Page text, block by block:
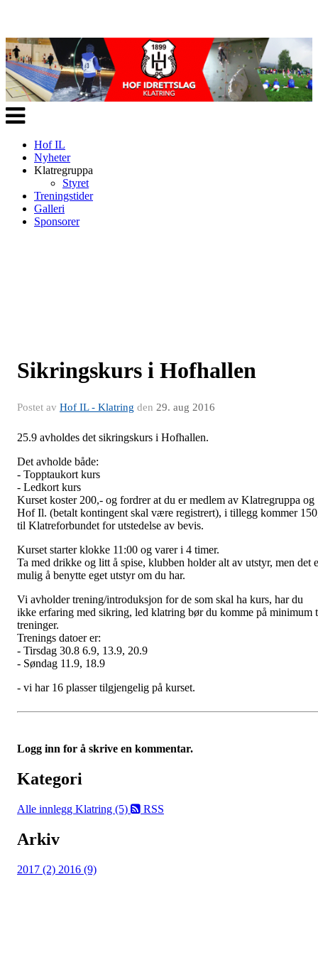
Veksle
navigasjon
Hof IL
Nyheter
Klatregruppa
Styret
Treningstider
Galleri
Sponsorer
Sikringskurs i Hofhallen
Postet av Hof IL - Klatring den 29. aug 2016
25.9 avholdes det sikringskurs i Hofhallen.
Det avholde både:
- Topptaukort kurs
- Ledkort kurs
Kurset koster 200,- og fordrer at du er medlem av Klatregruppa og
Hof Il. (betalt kontingent skal være registrert), i tillegg kommer
til Klatreforbundet for utstedelse av bevis.
Kurset starter klokke 11:00 og varer i 4 timer.
Ta med drikke og litt å spise, klubben holder alt av utstyr, men det
mulig å benytte eget utstyr om du har.
Vi avholder trening/introduksjon for de som skal ha kurs, har du
ikke erfaring med sikring, led klatring bør du komme på minimum
treninger.
Trenings datoer er:
- Tirsdag 30.8 6.9, 13.9, 20.9
- Søndag 11.9, 18.9
- vi har 16 plasser tilgjengelig på kurset.
Logg inn for å skrive en kommentar.
Kategori
Alle innlegg Klatring (5) RSS
Arkiv
2017 (2) 2016 (9)